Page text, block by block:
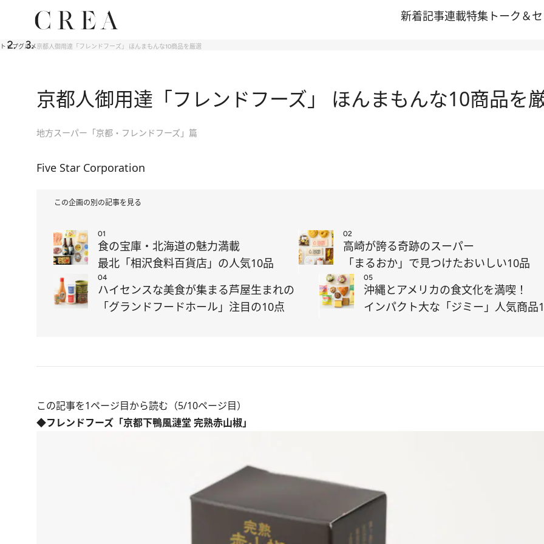
新着記事連載特集 トーク＆
トップグルメ京都人御用達「フレンドフーズ」 ほんまもんな10商品を厳選
京都人御用達「フレンドフーズ」 ほんまもんな10商品を
地方スーパー「京都・フレンドフーズ」篇
Five Star Corporation
この企画の別の記事を見る
01
食の宝庫・北海道の魅力満載
最北「相沢食料百貨店」の人気10品
02
高崎が誇る奇跡のスーパー
「まるおか」で見つけたおいしい10品
04
ハイセンスな美食が集まる芦屋生まれの
「グランドフードホール」注目の10点
05
沖縄とアメリカの食文化を満喫！
インパクト大な「ジミー」人気商品
この記事を1ページ目から読む（5/10ページ目）
◆フレンドフーズ「京都下鴨風漣堂 完熟赤山椒」